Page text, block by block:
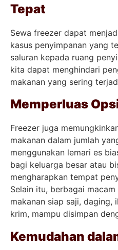
Tepat
Sewa freezer dapat
kasus penyimpanan yang
saluran kepada ruang
kita dapat menghindari
makanan yang sering
Memperluas
Freezer juga
makanan dalam jumlah
menggunakan lemari es
bagi keluarga besar atau
mengharapkan tempat
Selain itu, berbagai
makanan siap saji, daging,
krim, mampu disimpan
Kemudahan